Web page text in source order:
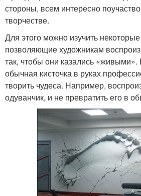
стороны, всем интересно
творчестве.
Для этого можно изучить
позволяющие художникам
так, чтобы они казались «живыми».
обычная кисточка в руках
творить чудеса. Например,
одуванчик, и не превратить его в